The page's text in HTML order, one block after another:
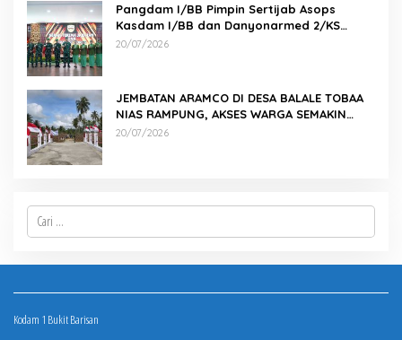
Pangdam I/BB Pimpin Sertijab Asops
Kasdam I/BB dan Danyonarmed 2/KS
serta Tradisi Korps
20/07/2026
JEMBATAN ARAMCO DI DESA BALALE TOBAA
NIAS RAMPUNG, AKSES WARGA SEMAKIN
MUDAH
20/07/2026
Cari
untuk:
Kodam 1 Bukit Barisan